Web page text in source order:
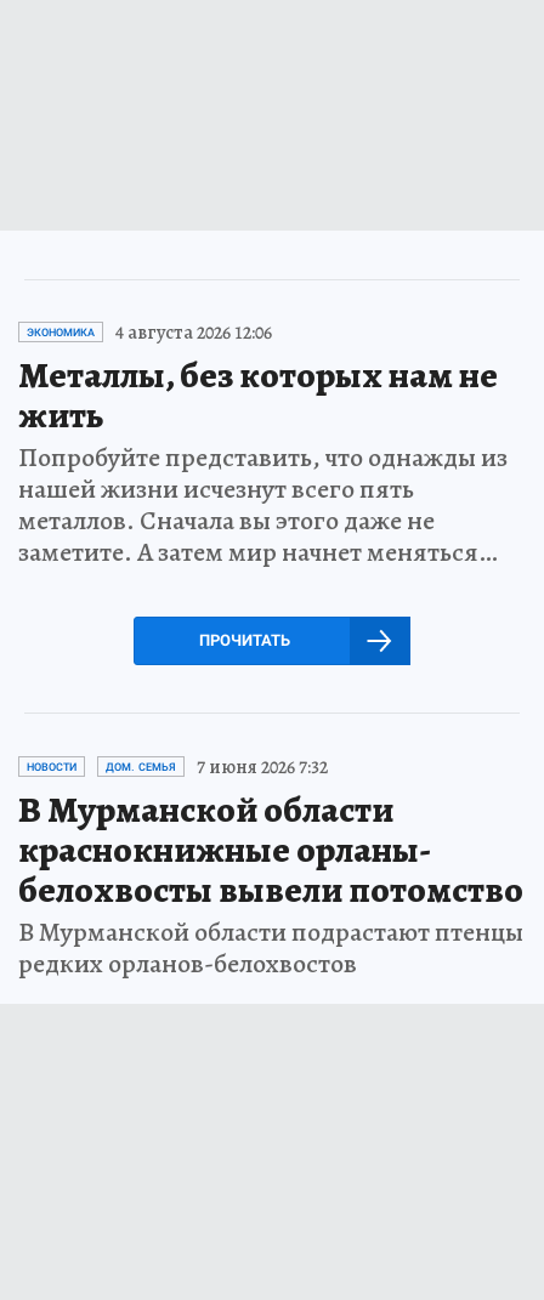
ЭКОНОМИКА 4 августа 2026 12:06
Металлы, без которых нам не
жить
Попробуйте представить, что однажды из
нашей жизни исчезнут всего пять
металлов. Сначала вы этого даже не
заметите. А затем мир начнет меняться…
ПРОЧИТАТЬ
НОВОСТИ ДОМ. СЕМЬЯ 7 июня 2026 7:32
В Мурманской области
краснокнижные орланы-
белохвосты вывели потомство
В Мурманской области подрастают птенцы
редких орланов-белохвостов